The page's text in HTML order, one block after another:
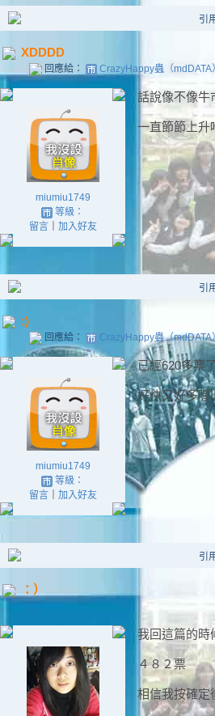
引
XDDDD
回應給： CrazyHappy蟲（mdDATA）
miumiu1749
等級：
留言｜ 加入好友
話說像不像牛
一直節節上升
引
:)
回應給： CrazyHappy蟲（mdDATA
miumiu1749
等級：
留言｜ 加入好友
已經620多票
好快又好多喔
引
：）
我回這篇的時
４８２票
相信我按確定